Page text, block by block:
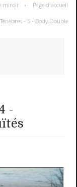
miroir Page d'accueil
- 5 - Body Double
-